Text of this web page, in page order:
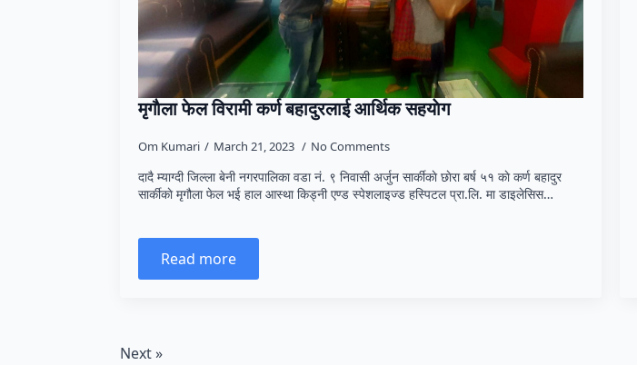
मृगाैला फेल विरामी कर्ण बहादुरलाई आर्थिक सहयाेग
Om Kumari March 21, 2023 No Comments
दादै म्याग्दी जिल्ला बेनी नगरपालिका वडा नं. ९ निवासी अर्जुन सार्कीकाे छाेरा बर्ष ५१ काे कर्ण बहादुर
सार्कीकाे मृगौला फेल भई हाल आस्था किड्नी एण्ड स्पेशलाइज्ड हस्पिटल प्रा.लि. मा डाइलेसिस…
Read more
Next »